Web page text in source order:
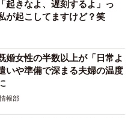
きなよ、遅刻するよ」っ
が起こしてますけど？笑
婚女性の半数以上が「日常よ
や準備で深まる夫婦の温度
報部